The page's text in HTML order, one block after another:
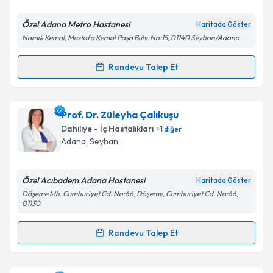
Kişisel verilerimin işlenmesine ilişkinAydınlatma
kapsamda işlenmesini kabul ediyorum.
Takvim Talebini Gönder
Özel Adana Metro Hastanesi Haritada Göster
Namık Kemal, Mustafa Kemal Paşa Bulv. No:15, 01140 Seyhan/Adana
Randevu Talep Et
Randevu Takvimi Talebi
Prof. Dr. Melek Köksal Erkişiiçin randevu takvimi
talebi oluşturun. Size bu uzmandan randevu almanız
için bir takvim hazırlandığında e-posta ile
bilgilendireceğiz.
Kişisel verilerimin işlenmesine ilişkin
Metni'ni okudum ve kişisel verilerimin belirtilen
Prof. Dr. Züleyha Çalıkuşu
Dahiliye - İç Hastalıkları +1diğer
Adana, Seyhan
Özel Acıbadem Adana Hastanesi Haritada Göster
Döşeme Mh. Cumhuriyet Cd. No:66, Döşeme, Cumhuriyet Cd. No:66,
01130
Randevu Talep Et
Randevu Takvimi Talebi